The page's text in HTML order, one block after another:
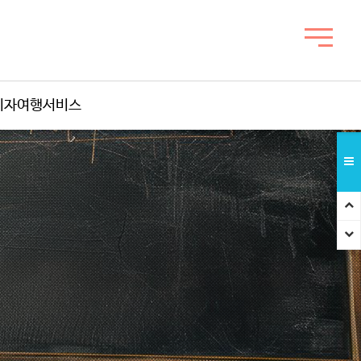
자여행서비스